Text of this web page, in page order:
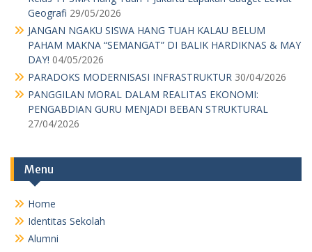
Geografi 29/05/2026
JANGAN NGAKU SISWA HANG TUAH KALAU BELUM
PAHAM MAKNA “SEMANGAT” DI BALIK HARDIKNAS & MAY
DAY! 04/05/2026
PARADOKS MODERNISASI INFRASTRUKTUR 30/04/2026
PANGGILAN MORAL DALAM REALITAS EKONOMI:
PENGABDIAN GURU MENJADI BEBAN STRUKTURAL
27/04/2026
Menu
Home
Identitas Sekolah
Alumni